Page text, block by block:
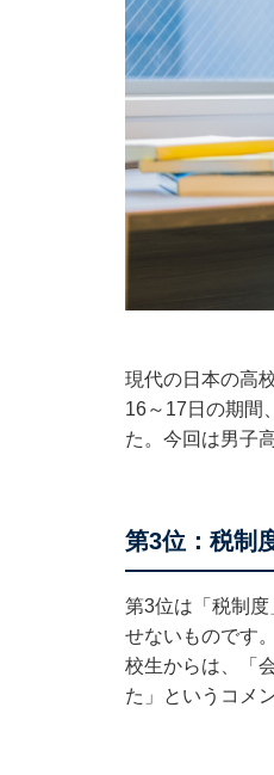
現代の日本の高
16～17日の期間
た。今回は男子
第3位：税制
第3位は「税制
せないものです
校生からは、「
た」というコメ